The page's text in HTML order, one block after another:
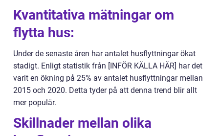
Kvantitativa mätningar om
flytta hus:
Under de senaste åren har antalet husflyttningar ökat
stadigt. Enligt statistik från [INFÖR KÄLLA HÄR] har det
varit en ökning på 25% av antalet husflyttningar mellan
2015 och 2020. Detta tyder på att denna trend blir allt
mer populär.
Skillnader mellan olika